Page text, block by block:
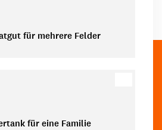
für mehrere Felder
für eine Familie